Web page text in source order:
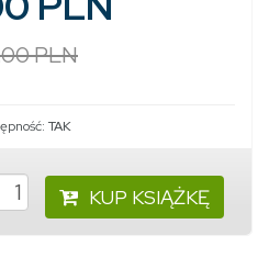
PLN
TAK
KUP KSIĄŻKĘ